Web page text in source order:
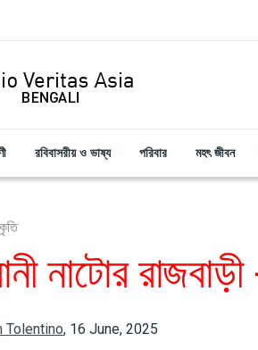
রবিবাসরীয় ও ভাষ্য পরিবার মহৎ জীবন
নাটোর রাজবাড়ী
Tolentino, 16 June, 2025